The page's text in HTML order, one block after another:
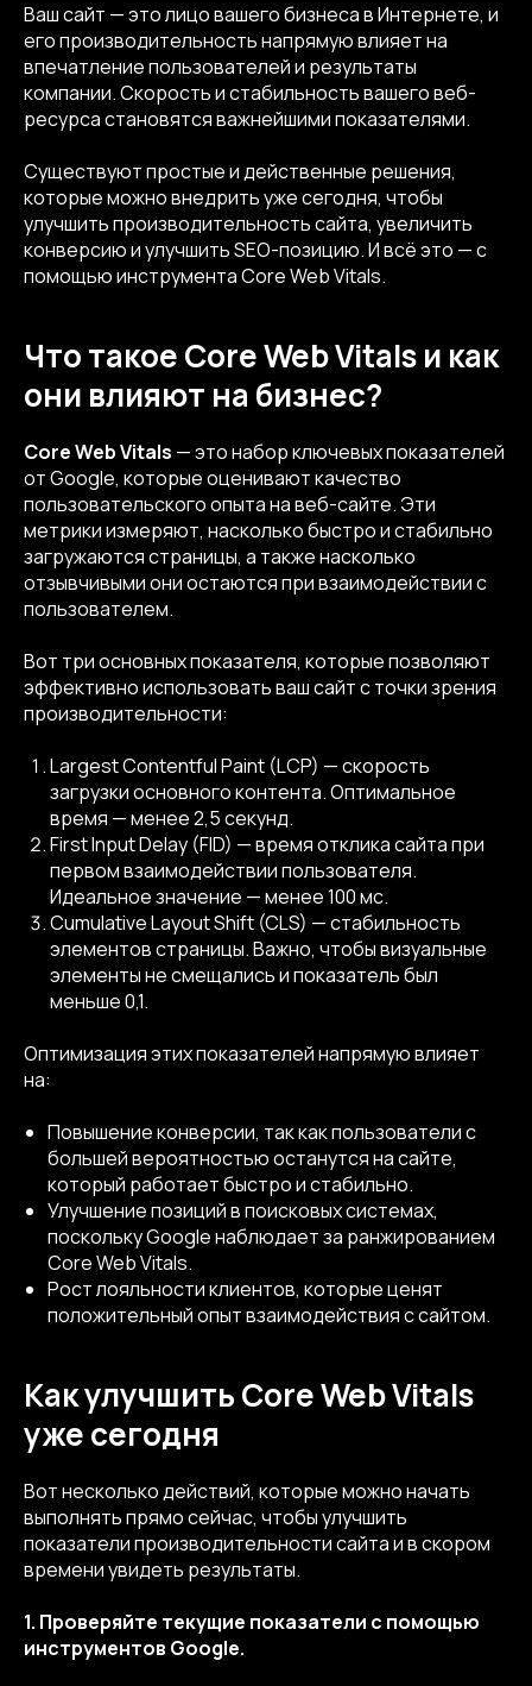
Ваш сайт — это лицо вашего бизнеса в Интернете, и
его производительность напрямую влияет на
впечатление пользователей и результаты
компании. Скорость и стабильность вашего веб-
ресурса становятся важнейшими показателями.
Существуют простые и действенные решения,
которые можно внедрить уже сегодня, чтобы
улучшить производительность сайта, увеличить
конверсию и улучшить SEO-позицию. И всё это — с
помощью инструмента Core Web Vitals.
Что такое Core Web Vitals и как
они влияют на бизнес?
Core Web Vitals — это набор ключевых показателей
от Google, которые оценивают качество
пользовательского опыта на веб-сайте. Эти
метрики измеряют, насколько быстро и стабильно
загружаются страницы, а также насколько
отзывчивыми они остаются при взаимодействии с
пользователем.
Вот три основных показателя, которые позволяют
эффективно использовать ваш сайт с точки зрения
производительности:
Largest Contentful Paint (LCP) — скорость
загрузки основного контента. Оптимальное
время — менее 2,5 секунд.
First Input Delay (FID) — время отклика сайта при
первом взаимодействии пользователя.
Идеальное значение — менее 100 мс.
Cumulative Layout Shift (CLS) — стабильность
элементов страницы. Важно, чтобы визуальные
элементы не смещались и показатель был
меньше 0,1.
Оптимизация этих показателей напрямую влияет
на:
Повышение конверсии, так как пользователи с
большей вероятностью останутся на сайте,
который работает быстро и стабильно.
Улучшение позиций в поисковых системах,
поскольку Google наблюдает за ранжированием
Core Web Vitals.
Рост лояльности клиентов, которые ценят
положительный опыт взаимодействия с сайтом.
Как улучшить Core Web Vitals
уже сегодня
Вот несколько действий, которые можно начать
выполнять прямо сейчас, чтобы улучшить
показатели производительности сайта и в скором
времени увидеть результаты.
1. Проверяйте текущие показатели с помощью
инструментов Google.